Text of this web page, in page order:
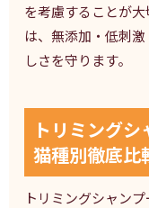
を考慮することが
は、無添加・低刺
しさを守ります。
トリミング
猫種別徹底比
トリミングシャン